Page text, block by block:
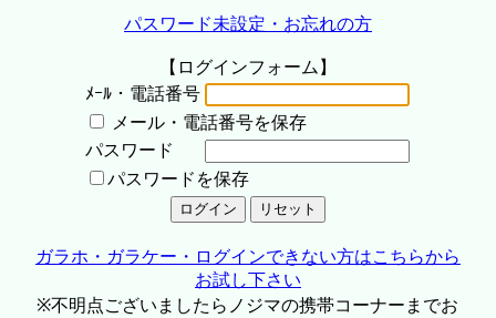
パスワード未設定・お忘れの方
【ログインフォーム】
ﾒｰﾙ・電話番号
メール・電話番号を保存
パスワード
パスワードを保存
ガラホ・ガラケー・ログインできない方はこちらから
お試し下さい
※不明点ございましたらノジマの携帯コーナーまでお